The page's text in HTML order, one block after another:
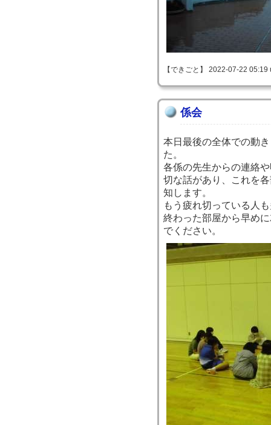
【できごと】 2022-07-22
係会
本日最後の全体での動
た。
各係の先生からの連絡
切な話があり、これを
知します。
もう疲れ切っている人
終わった部屋から早め
でください。